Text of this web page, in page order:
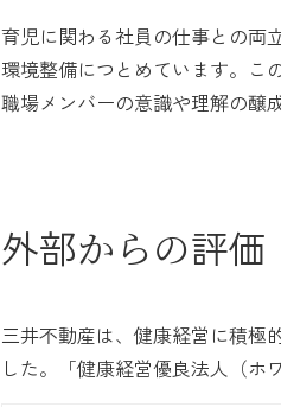
育児に関わる社員の仕事との両
環境整備につとめています。こ
職場メンバーの意識や理解の醸
外部からの評価
三井不動産は、健康経営に積極
した。「健康経営優良法人（ホ